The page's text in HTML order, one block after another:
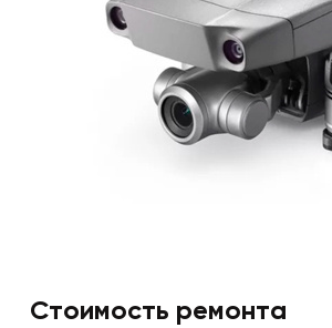
Стоимость ремонта